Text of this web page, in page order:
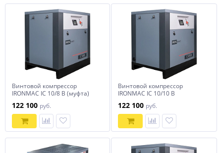
Винтовой компрессор
IRONMAC IC 10/8 B (муфта)
122 100 руб.
Винтовой компрессор
IRONMAC IC 10/10 B
122 100 руб.